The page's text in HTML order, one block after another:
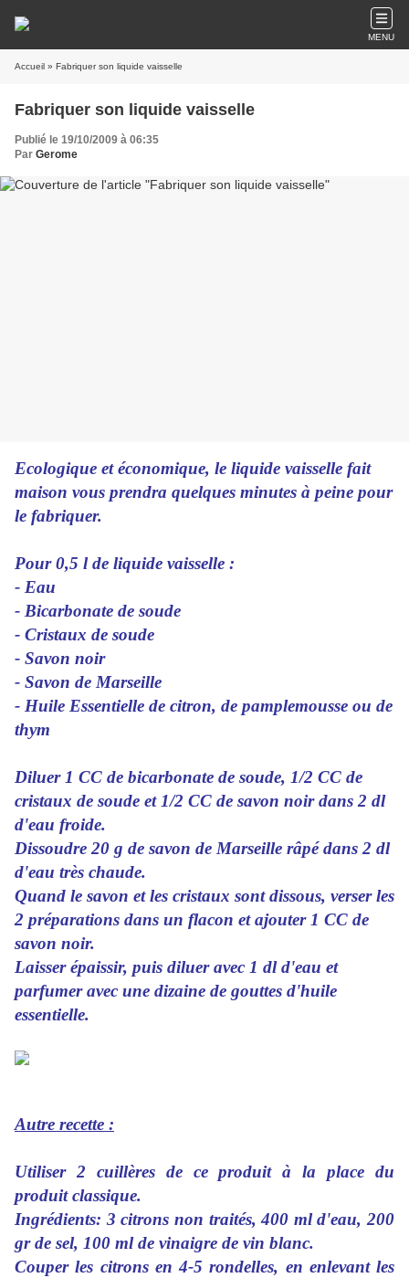
MENU
Accueil » Fabriquer son liquide vaisselle
Fabriquer son liquide vaisselle
Publié le 19/10/2009 à 06:35
Par Gerome
Ecologique et économique, le liquide vaisselle fait
maison vous prendra quelques minutes à peine pour
le fabriquer.
Pour 0,5 l de liquide vaisselle :
- Eau
- Bicarbonate de soude
- Cristaux de soude
- Savon noir
- Savon de Marseille
- Huile Essentielle de citron, de pamplemousse ou de
thym
Diluer 1 CC de bicarbonate de soude, 1/2 CC de
cristaux de soude et 1/2 CC de savon noir dans 2 dl
d'eau froide.
Dissoudre 20 g de savon de Marseille râpé dans 2 dl
d'eau très chaude.
Quand le savon et les cristaux sont dissous, verser les
2 préparations dans un flacon et ajouter 1 CC de
savon noir.
Laisser épaissir, puis diluer avec 1 dl d'eau et
parfumer avec une dizaine de gouttes d'huile
essentielle.
Autre recette :
Utiliser 2 cuillères de ce produit à la place du
produit classique.
Ingrédients: 3 citrons non traités, 400 ml d'eau, 200
gr de sel, 100 ml de vinaigre de vin blanc.
Couper les citrons en 4-5 rondelles, en enlevant les